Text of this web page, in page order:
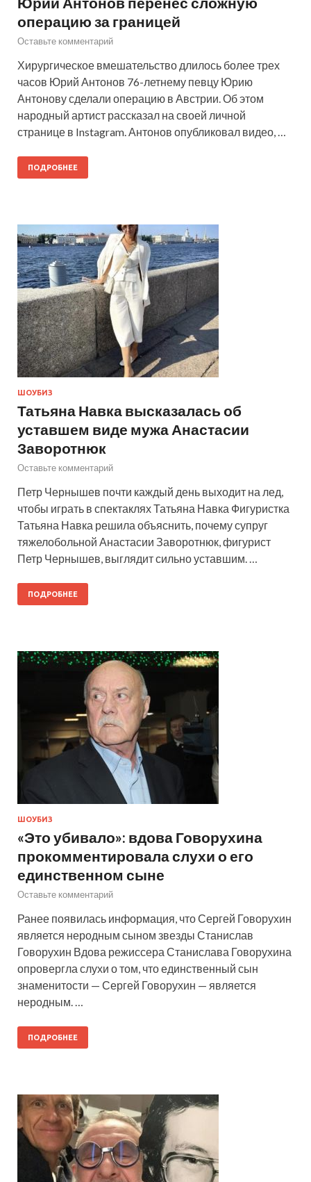
операцию за границей
Оставьте комментарий
Хирургическое вмешательство длилось более трех
часов Юрий Антонов 76-летнему певцу Юрию
Антонову сделали операцию в Австрии. Об этом
народный артист рассказал на своей личной
странице в Instagram. Антонов опубликовал видео, …
ПОДРОБНЕЕ
ШОУБИЗ
Татьяна Навка высказалась об
уставшем виде мужа Анастасии
Заворотнюк
Оставьте комментарий
Петр Чернышев почти каждый день выходит на лед,
чтобы играть в спектаклях Татьяна Навка Фигуристка
Татьяна Навка решила объяснить, почему супруг
тяжелобольной Анастасии Заворотнюк, фигурист
Петр Чернышев, выглядит сильно уставшим. …
ПОДРОБНЕЕ
ШОУБИЗ
«Это убивало»: вдова Говорухина
прокомментировала слухи о его
единственном сыне
Оставьте комментарий
Ранее появилась информация, что Сергей Говорухин
является неродным сыном звезды Станислав
Говорухин Вдова режиссера Станислава Говорухина
опровергла слухи о том, что единственный сын
знаменитости — Сергей Говорухин — является
неродным. …
ПОДРОБНЕЕ